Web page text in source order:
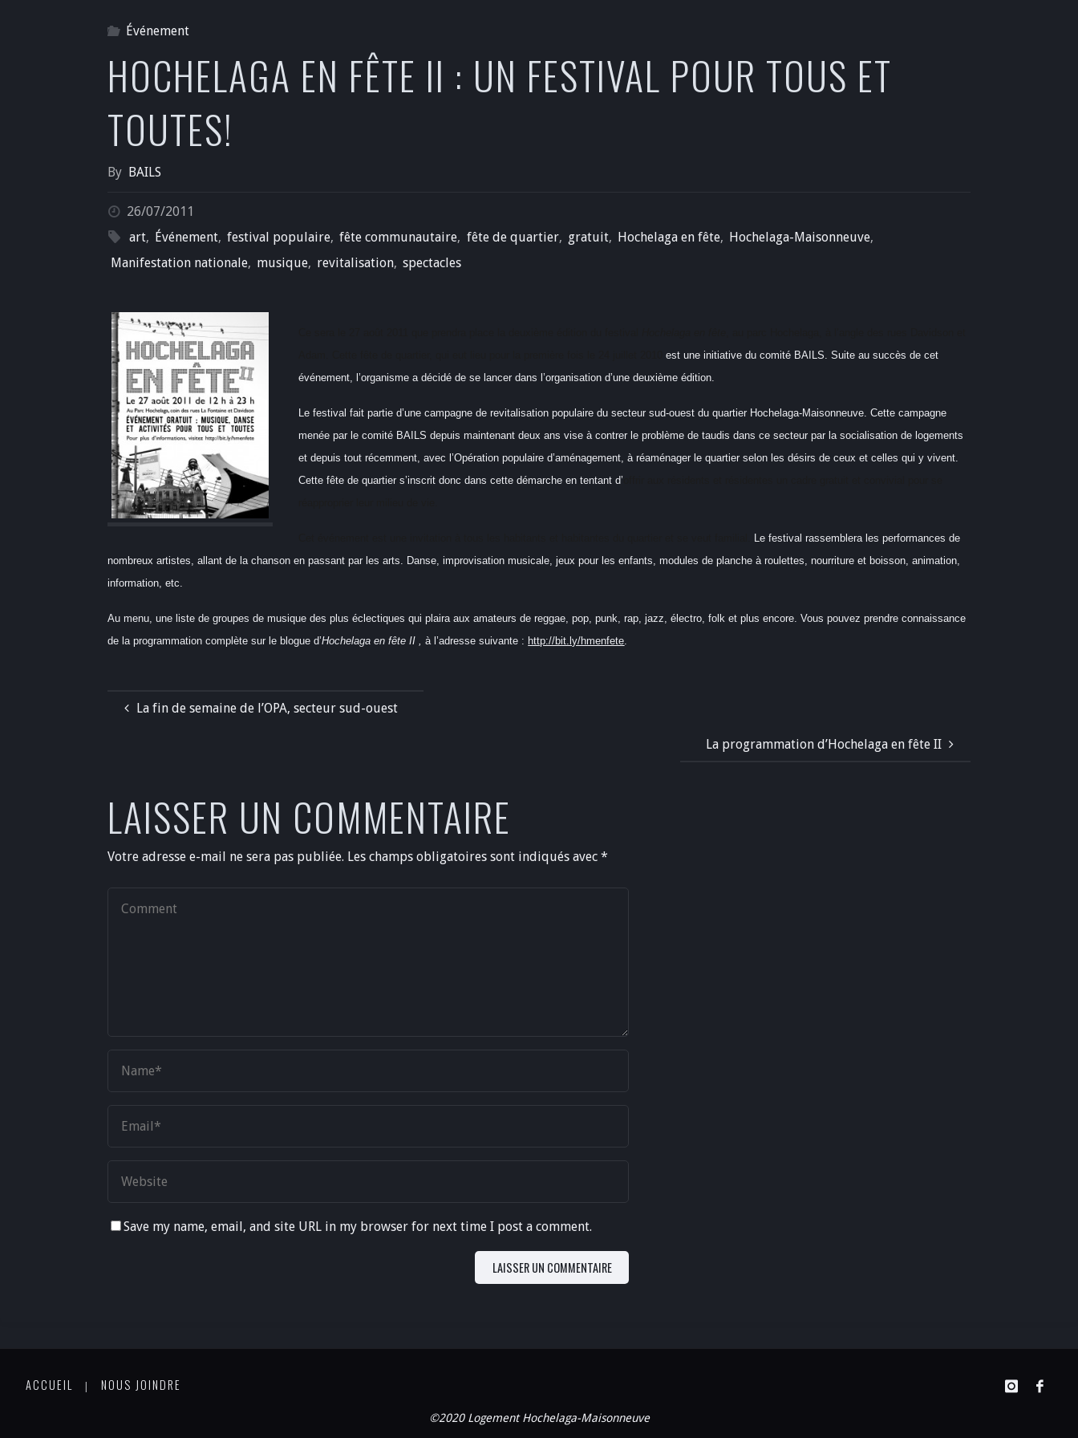
Événement
HOCHELAGA EN FÊTE II : UN FESTIVAL POUR TOUS ET
TOUTES!
By BAILS
26/07/2011
art, Événement, festival populaire, fête communautaire, fête de quartier, gratuit, Hochelaga en fête, Hochelaga-Maisonneuve,
Manifestation nationale, musique, revitalisation, spectacles
est une initiative du comité BAILS. Suite au succès de cet
événement, l’organisme a décidé de se lancer dans l’organisation d’une deuxième édition.
Le festival fait partie d’une campagne de revitalisation populaire du secteur sud-ouest du quartier Hochelaga-Maisonneuve. Cette campagne
menée par le comité BAILS depuis maintenant deux ans vise à contrer le problème de taudis dans ce secteur par la socialisation de logements
et depuis tout récemment, avec l’Opération populaire d’aménagement,à réaménager le quartier selon les désirs de ceux et celles qui y vivent.
Cette fête de quartier s’inscrit donc dans cette démarche en tentant d’
Le festival rassemblera les performances de
nombreux artistes, allant de la chanson en passant par les arts. Danse, improvisation musicale, jeux pour les enfants, modules de planche à roulettes, nourriture et boisson, animation,
information, etc.
Au menu, une liste de groupes de musique des plus éclectiques qui plaira aux amateurs de reggae, pop, punk, rap, jazz, électro, folk et plus encore. Vous pouvez prendre connaissance
de la programmation complète sur le blogue d’Hochelaga en fête II ,à l’adresse suivante : http://bit.ly/hmenfete
La fin de semaine de l’OPA, secteur sud-ouest
La programmation d’Hochelaga en fête II
LAISSER UN COMMENTAIRE
Votre adresse e-mail ne sera pas publiée. Les champs obligatoires sont indiqués avec*
Save my name, email, and site URL in my browser for next time I post a comment.
ACCUEIL NOUS JOINDRE
©2020 Logement Hochelaga-Maisonneuve